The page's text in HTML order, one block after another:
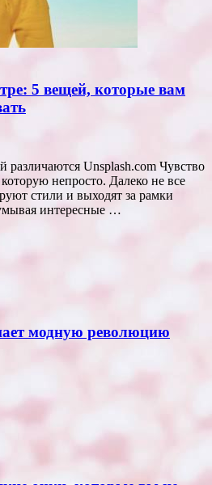
5 вещей, которые вам
различаются Unsplash.com Чувство
непросто. Далеко не все
стили и выходят за рамки
интересные …
модную революцию